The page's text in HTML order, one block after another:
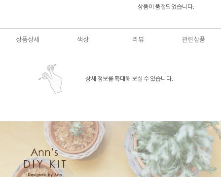
상품이 품절되었습니다.
상품상세 색상 리뷰 관련상품
상세 정보를 확대해 보실 수 있습니다.